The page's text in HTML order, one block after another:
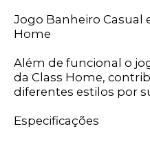
Jogo Banheiro Casual
Home
Além de funcional o
da Class Home,
diferentes estilos por
Especificações